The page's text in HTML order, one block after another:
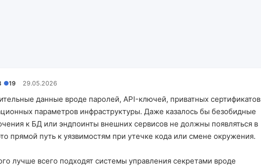
●19 29.05.2026
данные вроде паролей, API-ключей, приватных сертификатов
параметров инфраструктуры. Даже казалось бы безобидные
к БД или эндпоинты внешних сервисов не должны появляться в
прямой путь к уязвимостям при утечке кода или смене окружения.
лучше всего подходят системы управления секретами вроде